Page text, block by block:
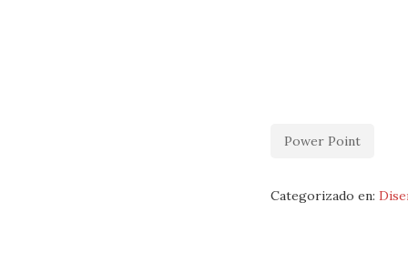
Power Point
Categorizado en: